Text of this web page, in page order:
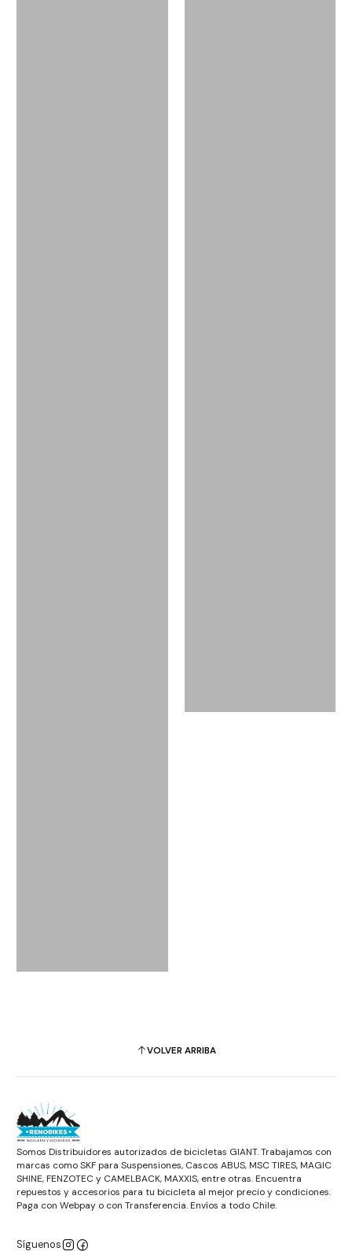
VOLVER ARRIBA
Somos Distribuidores autorizados de bicicletas GIANT. Trabajamos con
marcas como SKF para Suspensiones, Cascos ABUS, MSC TIRES, MAGIC
SHINE, FENZOTEC y CAMELBACK, MAXXIS, entre otras. Encuentra
repuestos y accesorios para tu bicicleta al mejor precio y condiciones.
Paga con Webpay o con Transferencia. Envíos a todo Chile.
Síguenos